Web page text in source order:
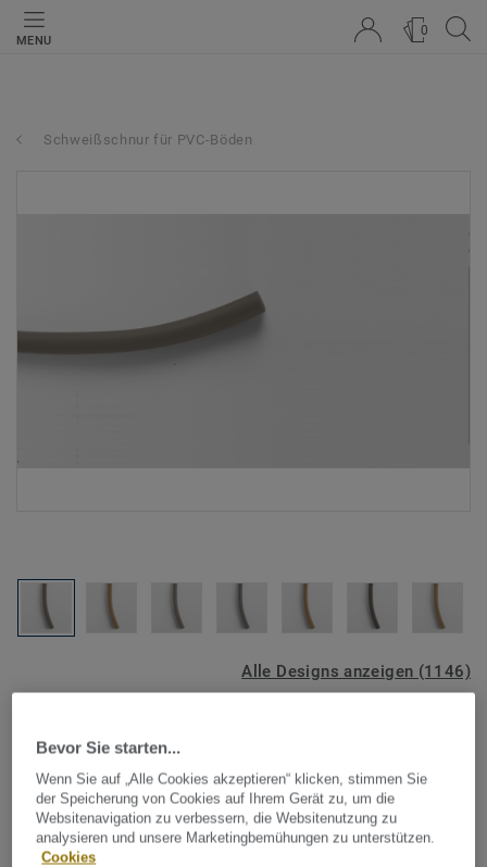
MENU
0
Schweißschnur für PVC-Böden
Alle Designs anzeigen (1146)
Schweißschnur für PVC-Böden
- Unicoloured GREY BROWN
0537
Bevor Sie starten...
Wenn Sie auf „Alle Cookies akzeptieren“ klicken, stimmen Sie
der Speicherung von Cookies auf Ihrem Gerät zu, um die
Websitenavigation zu verbessern, die Websitenutzung zu
analysieren und unsere Marketingbemühungen zu unterstützen.
Cookies